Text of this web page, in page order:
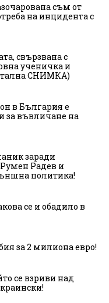
съм от
на инцидента с
свързвана с
ученичка и
СНИМКА)
в България е
за въвличане на
заради
Радев и
политика!
се и обадило в
за 2 милиона евро!
се взриви над